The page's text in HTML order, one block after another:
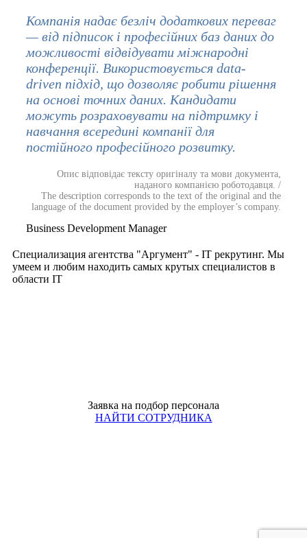
Компанія надає безліч додаткових переваг
— від підписок і професійних баз даних до
можливості відвідувати міжнародні
конференції. Використовується data-
driven підхід, що дозволяє робити рішення
на основі точних даних. Кандидати
можуть розраховувати на підтримку і
навчання всередині компанії для
постійного професійного розвитку.
Опис відповідає тексту оригіналу та мови документа,
наданого компанією роботодавця. /
The description corresponds to the text of the original and the
language of the document provided by the employer’s company.
Business Development Manager
Специализация агентства "Аргумент" - IT рекрутинг. Мы
умеем и любим находить самых крутых специалистов в
области IT
Заявка на подбор персонала
НАЙТИ СОТРУДНИКА